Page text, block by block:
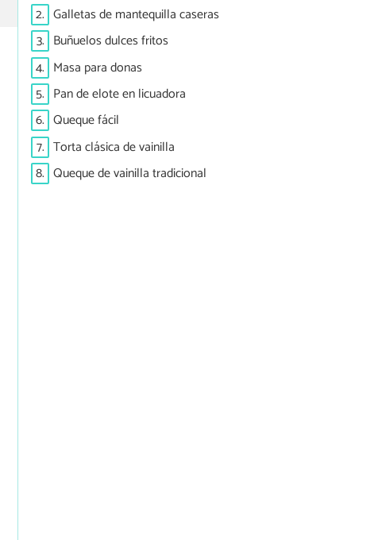
2. Galletas de mantequilla caseras
3. Buñuelos dulces fritos
4. Masa para donas
5. Pan de elote en licuadora
6. Queque fácil
7. Torta clásica de vainilla
8. Queque de vainilla tradicional